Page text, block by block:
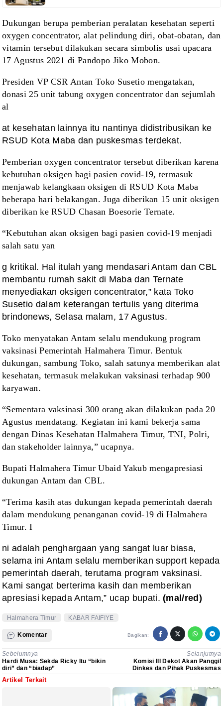
Dukungan berupa pemberian peralatan kesehatan seperti
oxygen concentrator, alat pelindung diri, obat-obatan, dan
vitamin tersebut dilakukan secara simbolis usai upacara
17 Agustus 2021 di Pandopo Jiko Mobon.
Presiden VP CSR Antan Toko Susetio mengatakan,
donasi 25 unit tabung oxygen concentrator dan sejumlah
al
at kesehatan lainnya itu nantinya didistribusikan ke
RSUD Kota Maba dan puskesmas terdekat.
Pemberian oxygen concentrator tersebut diberikan karena
kebutuhan oksigen bagi pasien covid-19, termasuk
menjawab kelangkaan oksigen di RSUD Kota Maba
beberapa hari belakangan. Juga diberikan 15 unit oksigen
diberikan ke RSUD Chasan Boesorie Ternate.
“Kebutuhan akan oksigen bagi pasien covid-19 menjadi
salah satu yan
g kritikal. Hal itulah yang mendasari Antam dan CBL
membantu rumah sakit di Maba dan Ternate
menyediakan oksigen concentrator,” kata Toko
Susetio dalam keterangan tertulis yang diterima
brindonews, Selasa malam, 17 Agustus.
Toko menyatakan Antam selalu mendukung program
vaksinasi Pemerintah Halmahera Timur. Bentuk
dukungan, sambung Toko, salah satunya memberikan alat
kesehatan, termasuk melakukan vaksinasi terhadap 900
karyawan.
“Sementara vaksinasi 300 orang akan dilakukan pada 20
Agustus mendatang. Kegiatan ini kami bekerja sama
dengan Dinas Kesehatan Halmahera Timur, TNI, Polri,
dan stakeholder lainnya,” ucapnya.
Bupati Halmahera Timur Ubaid Yakub mengapresiasi
dukungan Antam dan CBL.
“Terima kasih atas dukungan kepada pemerintah daerah
dalam mendukung penanganan covid-19 di Halmahera
Timur. I
ni adalah penghargaan yang sangat luar biasa,
selama ini Antam selalu memberikan support kepada
pemerintah daerah, terutama program vaksinasi.
Kami sangat berterima kasih dan memberikan
apresiasi kepada Antam,” ucap bupati. (mal/red)
Halmahera Timur KABAR FAIFIYE
Komentar Bagikan:
Sebelumnya
Hardi Musa: Sekda Ricky Itu “bikin
diri” dan “biadap”
Selanjutnya
Komisi III Dekot Akan Panggil
Dinkes dan Pihak Puskesmas
Artikel Terkait